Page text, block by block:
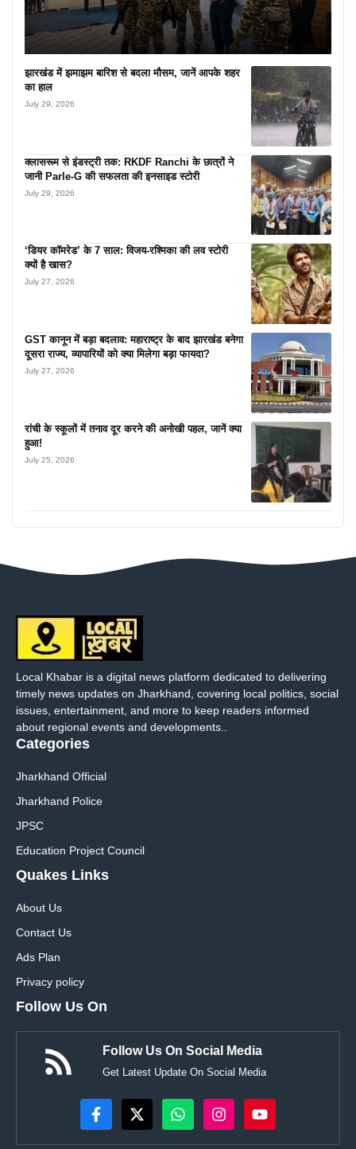
झारखंड में झमाझम बारिश से बदला मौसम, जानें आपके शहर
का हाल
July 29, 2026
क्लासरूम से इंडस्ट्री तक: RKDF Ranchi के छात्रों ने
जानी Parle-G की सफलता की इनसाइड स्टोरी
July 29, 2026
‘डियर कॉमरेड’ के 7 साल: विजय-रश्मिका की लव स्टोरी
क्यों है खास?
July 27, 2026
GST कानून में बड़ा बदलाव: महाराष्ट्र के बाद झारखंड बनेगा
दूसरा राज्य, व्यापारियों को क्या मिलेगा बड़ा फायदा?
July 27, 2026
रांची के स्कूलों में तनाव दूर करने की अनोखी पहल, जानें क्या
हुआ!
July 25, 2026
Local Khabar is a digital news platform dedicated to delivering
timely news updates on Jharkhand, covering local politics, social
issues, entertainment, and more to keep readers informed
about regional events and developments..
Categories
Jharkhand Official
Jharkhand Police
JPSC
Education Project Council
Quakes Links
About Us
Contact Us
Ads Plan
Privacy policy
Follow Us On
Follow Us On Social Media
Get Latest Update On Social Media